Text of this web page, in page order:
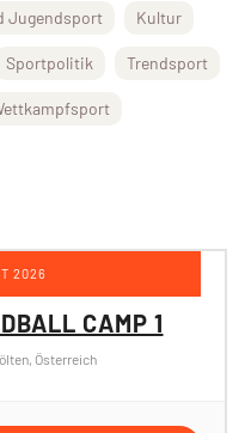
Jugendsport Kultur
Sportpolitik Trendsport
2026
CAMP 1
Österreich